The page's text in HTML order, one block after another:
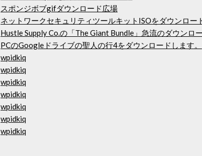
スポンジボブgifダウンロード広場
ネットワークセキュリティツールキットISOをダウンロー
Hustle Supply Co.の「The Giant Bundle」急流のダウンロ
PCのGoogleドライブの聖人の行4をダウンロードします。
wpidkiq
wpidkiq
wpidkiq
wpidkiq
wpidkiq
wpidkiq
wpidkiq